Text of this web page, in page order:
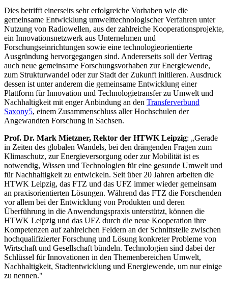
Dies betrifft einerseits sehr erfolgreiche Vorhaben wie die
gemeinsame Entwicklung umwelttechnologischer Verfahren unter
Nutzung von Radiowellen, aus der zahlreiche Kooperationsprojekte,
ein Innovationsnetzwerk aus Unternehmen und
Forschungseinrichtungen sowie eine technologieorientierte
Ausgründung hervorgegangen sind. Andererseits soll der Vertrag
auch neue gemeinsame Forschungsvorhaben zur Energiewende,
zum Strukturwandel oder zur Stadt der Zukunft initiieren. Ausdruck
dessen ist unter anderem die gemeinsame Entwicklung einer
Plattform für Innovation und Technologietransfer zu Umwelt und
Nachhaltigkeit mit enger Anbindung an den Transferverbund
Saxony5, einem Zusammenschluss aller Hochschulen der
Angewandten Forschung in Sachsen.
Prof. Dr. Mark Mietzner, Rektor der HTWK Leipzig: „Gerade
in Zeiten des globalen Wandels, bei den drängenden Fragen zum
Klimaschutz, zur Energieversorgung oder zur Mobilität ist es
notwendig, Wissen und Technologien für eine gesunde Umwelt und
für Nachhaltigkeit zu entwickeln. Seit über 20 Jahren arbeiten die
HTWK Leipzig, das FTZ und das UFZ immer wieder gemeinsam
an praxisorientierten Lösungen. Während das FTZ die Forschenden
vor allem bei der Entwicklung von Produkten und deren
Überführung in die Anwendungspraxis unterstützt, können die
HTWK Leipzig und das UFZ durch die neue Kooperation ihre
Kompetenzen auf zahlreichen Feldern an der Schnittstelle zwischen
hochqualifizierter Forschung und Lösung konkreter Probleme von
Wirtschaft und Gesellschaft bündeln. Technologien sind dabei der
Schlüssel für Innovationen in den Themenbereichen Umwelt,
Nachhaltigkeit, Stadtentwicklung und Energiewende, um nur einige
zu nennen."